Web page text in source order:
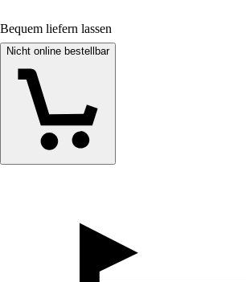
Bequem liefern lassen
Nicht online bestellbar